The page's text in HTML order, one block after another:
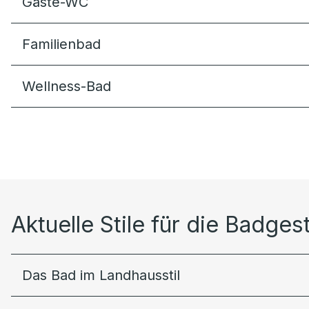
Familienbad
Wellness-Bad
Aktuelle Stile für die
Das Bad im Landhausstil